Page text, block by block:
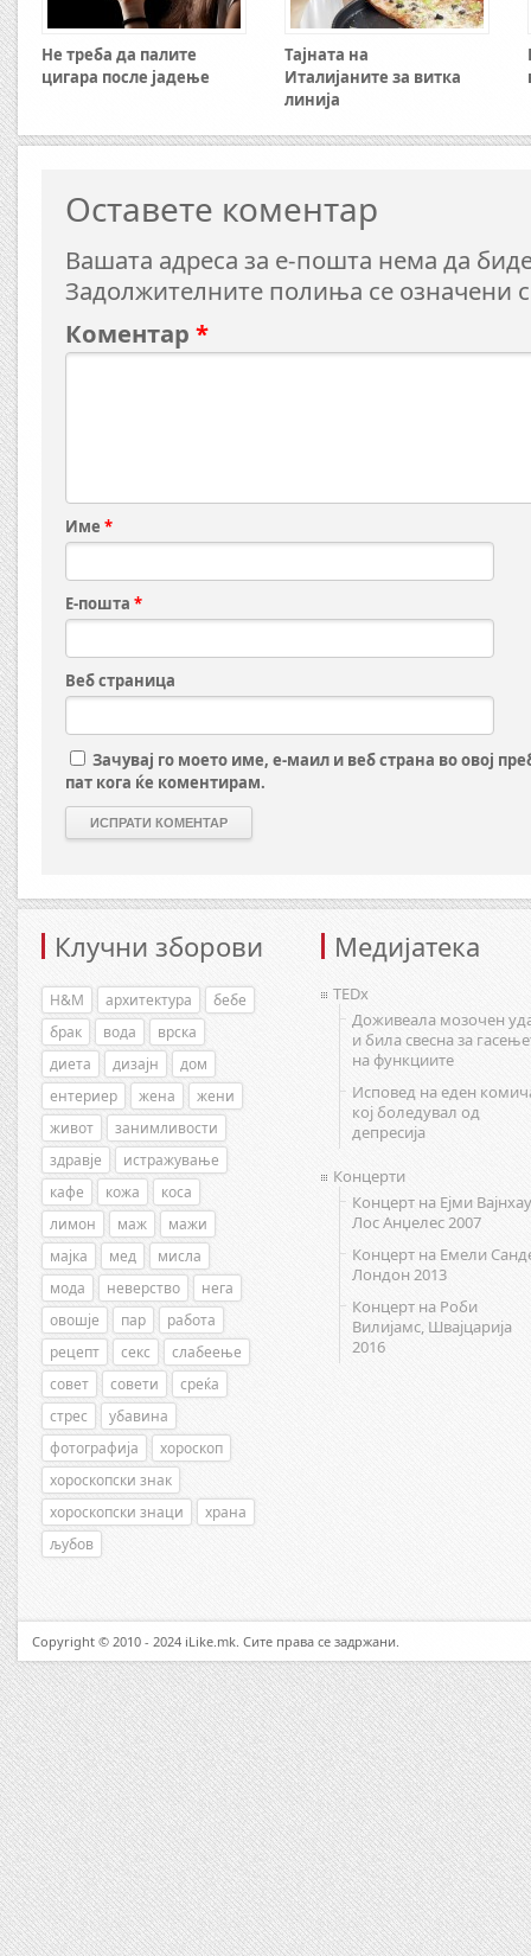
Не треба да палите
цигара после јадење
Тајната на
Италијаните за витка
линија
Оставете коментар
Вашата адреса за е-пошта нема да
Задолжителните полиња се означени
Коментар *
Име *
Е-пошта *
Веб страница
Зачувај го моето име, е-маил и веб страна во овој
пат кога ќе коментирам.
Клучни зборови
H&M архитектура
бебе
брак
вода
врска
диета
дизајн
дом
ентериер
жена
жени
живот
занимливости
здравје
истражување
кафе
кожа
коса
лимон
маж
мажи
мајка
мед
мисла
мода
неверство
нега
овошје
пар
работа
рецепт
секс
слабеење
совет
совети
среќа
стрес
убавина
фотографија
хороскоп
хороскопски знак
хороскопски знаци
храна
љубов
Медијатека
TEDx
Доживеала мозочен
и била свесна за
на функциите
Исповед на еден
кој боледувал од
депресија
Концерти
Концерт на Ејми
Лос Анџелес 2007
Концерт на Емели
Лондон 2013
Концерт на Роби
Вилијамс, Швајцарија
2016
Copyright © 2010 - 2024 iLike.mk. Сите права се задржани.